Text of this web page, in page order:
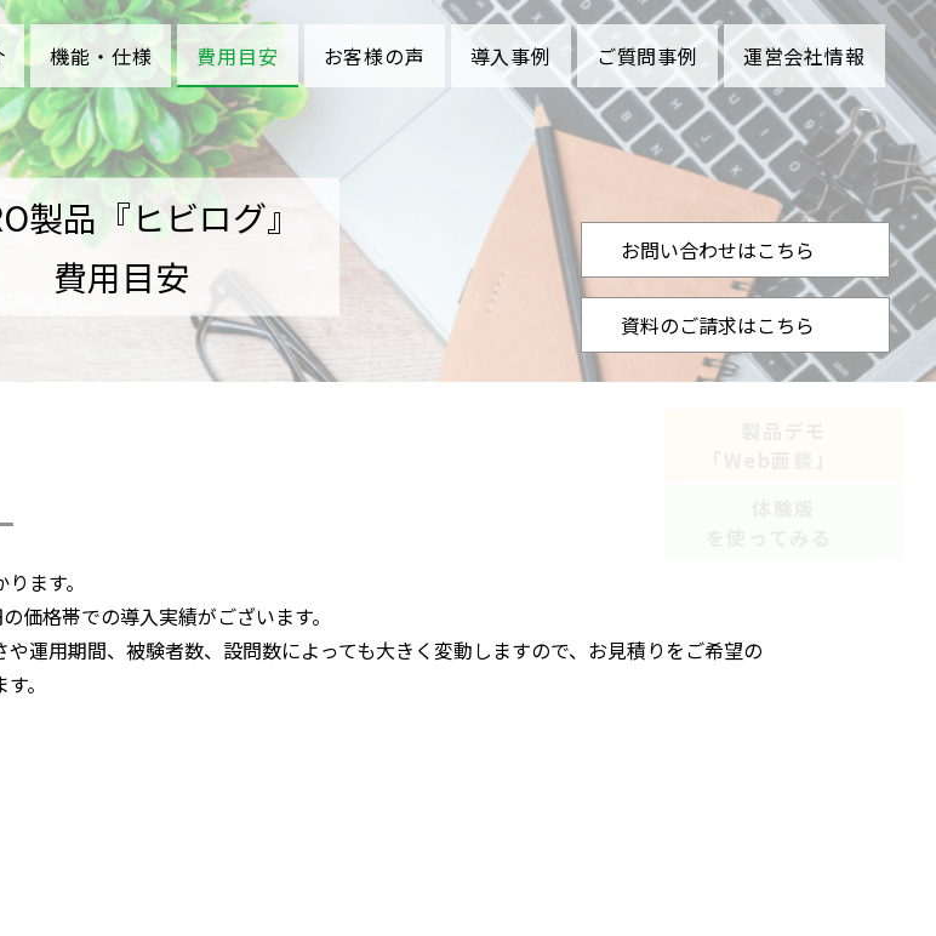
機能・仕様 費用目安 お客様の声 導入事例 ご質問事例 運営会社情報
製品『ヒビログ』
費用目安
お問い合わせはこちら
資料のご請求はこちら
ます。
価格帯での導入実績がございます。
運用期間、被験者数、設問数によっても大きく変動しますので、お見積りをご希望の
。